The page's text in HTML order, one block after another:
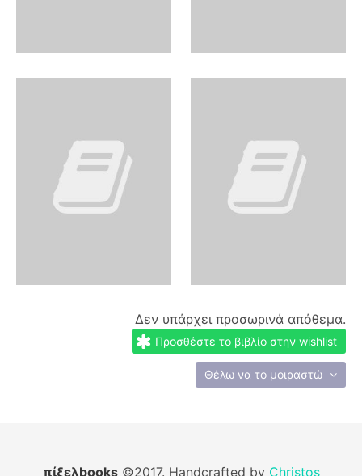
Δεν υπάρχει προσωρινά απόθεμα.
Προσθέστε το βιβλίο στην wishlist
Θέλω να το μοιραστώ
πίξελbooks©2017. Handcrafted by Christos